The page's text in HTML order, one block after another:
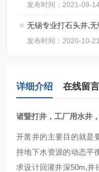
发布时间：2021-09-
无锡专业打石头井,
发布时间：2020-10-21
详细介绍 在线留言
诸暨打井，工厂用水井
开凿井的主要目的就是
持地下水资源的动态平
求设计回灌井深50m,井